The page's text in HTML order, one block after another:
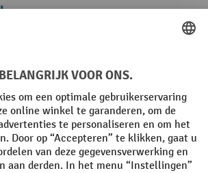
Copyright
Privacy Instellingen
shipping costs and possible delivery charges,